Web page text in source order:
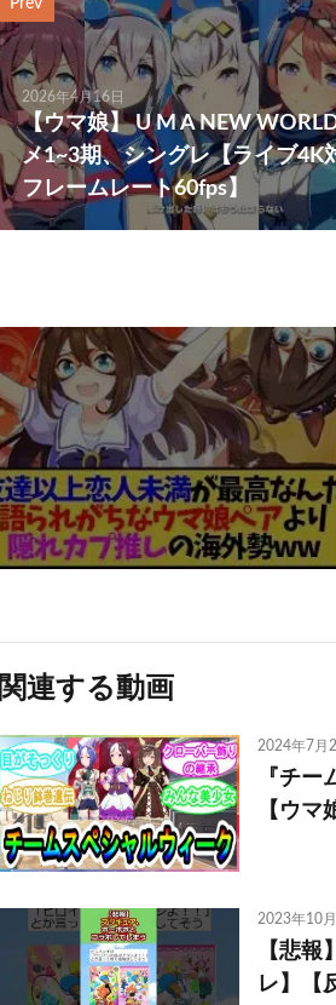
2026年4月16日
【ウマ娘】 U M A NEW
メ1~3期、シングレ【ライブ4K
フレームレート60fps】
関連する動画
2024年7月
『チ
【ウマ
2023年10
【悲
レ】【